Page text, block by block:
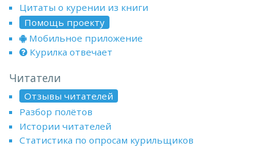
Цитаты о курении из книги
Помощь проекту
Мобильное приложение
Курилка отвечает
Читатели
Отзывы читателей
Разбор полётов
Истории читателей
Статистика по опросам курильщиков